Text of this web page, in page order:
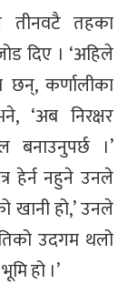
तीनवटै तहका
दिए । ‘अहिले
छन्, कर्णालीका
‘अब निरक्षर
।’
हेर्न नहुने उनले
खानी हो,’ उनले
उदगम थलो
हो ।’